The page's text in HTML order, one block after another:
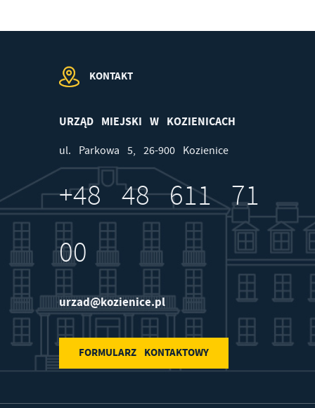
KONTAKT
URZĄD MIEJSKI W KOZIENICACH
ul. Parkowa 5, 26-900 Kozienice
+48 48 611 71
00
urzad@kozienice.pl
FORMULARZ KONTAKTOWY